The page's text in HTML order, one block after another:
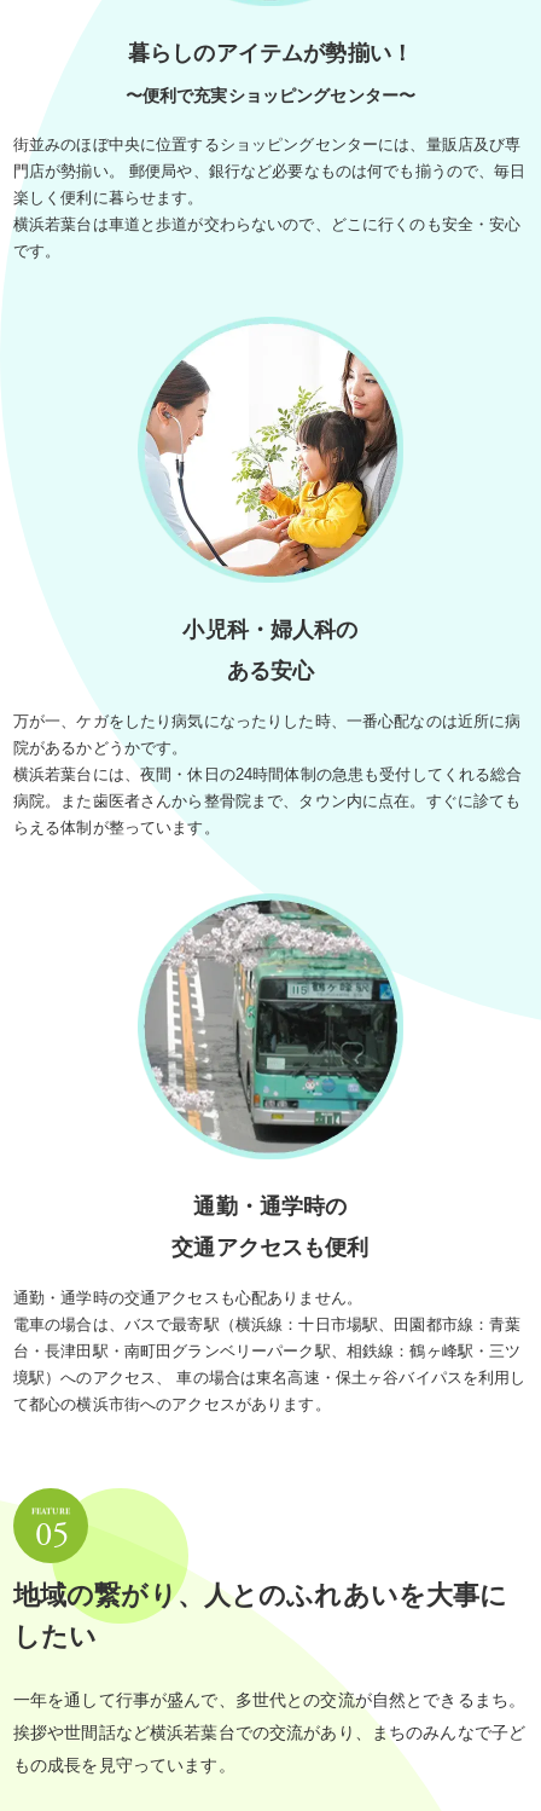
暮らしのアイテムが勢揃い！
〜便利で充実ショッピングセンター〜
街並みのほぼ中央に位置するショッピングセンターには、量販店及び専
門店が勢揃い。 郵便局や、銀行など必要なものは何でも揃うので、毎日
楽しく便利に暮らせます。
横浜若葉台は車道と歩道が交わらないので、どこに行くのも安全・安心
です。
小児科・婦人科の
ある安心
万が一、ケガをしたり病気になったりした時、一番心配なのは近所に病
院があるかどうかです。
横浜若葉台には、夜間・休日の24時間体制の急患も受付してくれる総合
病院。また歯医者さんから整骨院まで、タウン内に点在。すぐに診ても
らえる体制が整っています。
通勤・通学時の
交通アクセスも便利
通勤・通学時の交通アクセスも心配ありません。
電車の場合は、バスで最寄駅（横浜線：十日市場駅、田園都市線：青葉
台・長津田駅・南町田グランベリーパーク駅、相鉄線：鶴ヶ峰駅・三ツ
境駅）へのアクセス、 車の場合は東名高速・保土ヶ谷バイパスを利用し
て都心の横浜市街へのアクセスがあります。
地域の繋がり、人とのふれあいを大事に
したい
一年を通して行事が盛んで、多世代との交流が自然とできるまち。
挨拶や世間話など横浜若葉台での交流があり、まちのみんなで子ど
もの成長を見守っています。